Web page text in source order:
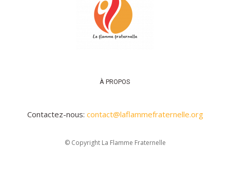
À PROPOS
Contactez-nous: contact@laflammefraternelle.org
© Copyright La Flamme Fraternelle